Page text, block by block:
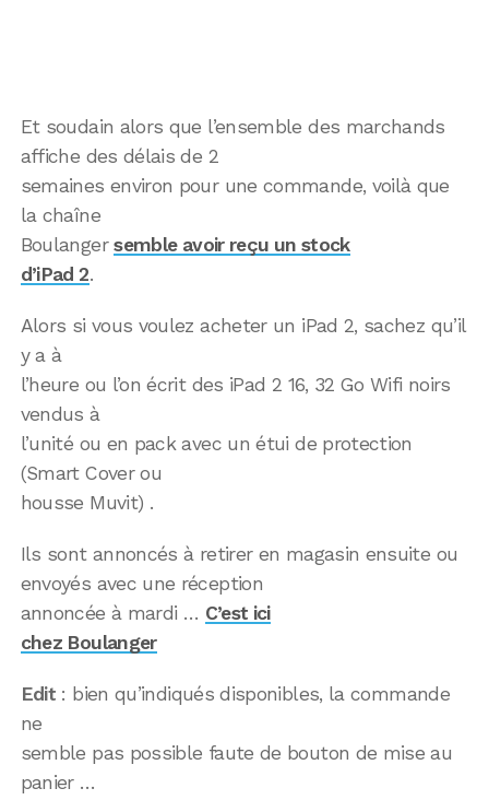
Et soudain alors que l’ensemble des marchands
affiche des délais de 2
semaines environ pour une commande, voilà que
la chaîne
Boulangersemble avoir reçu un stock
d’iPad 2.
Alors si vous voulez acheter un iPad 2, sachez qu’il
y a à
l’heure ou l’on écrit des iPad 2 16, 32 Go Wifi noirs
vendus à
l’unité ou en pack avec un étui de protection
(Smart Cover ou
housse Muvit) .
Ils sont annoncés à retirer en magasin ensuite ou
envoyés avec une réception
annoncée à mardi … C’est ici
chez Boulanger
Edit : bien qu’indiqués disponibles, la commande
ne
semble pas possible faute de bouton de mise au
panier …